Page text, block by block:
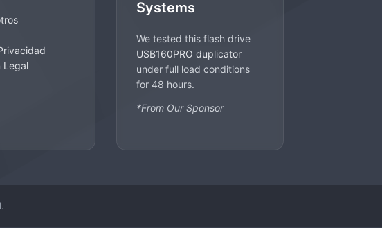
Legal
Systems
We tested this flash drive
USB160PRO duplicator
under full load conditions
for 48 hours.
*From Our Sponsor